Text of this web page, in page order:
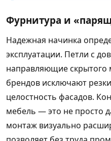
Фурнитура и
Надежная начинка
эксплуатации. Петли с
направляющие
брендов исключают
целостность фасадов.
мебель — это не просто
монтаж визуально